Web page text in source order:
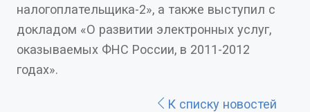
налогоплательщика-2», а также выступил с
докладом «О развитии электронных услуг,
оказываемых ФНС России, в 2011-2012
годах».
К списку новостей